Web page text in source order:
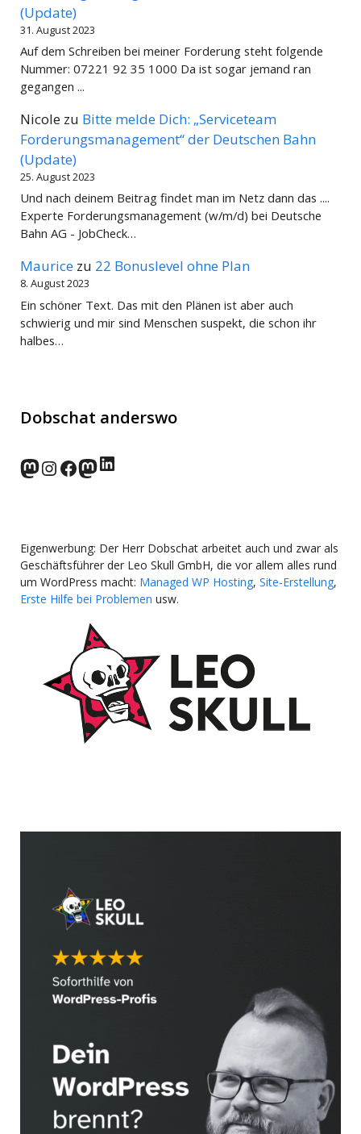
(Update)
31. August 2023
Auf dem Schreiben bei meiner Forderung steht folgende
Nummer: 07221 92 35 1000 Da ist sogar jemand ran
gegangen ...
Nicole zu Bitte melde Dich: „Serviceteam
Forderungsmanagement“ der Deutschen Bahn
(Update)
25. August 2023
Und nach deinem Beitrag findet man im Netz dann das ....
Experte Forderungsmanagement (w/m/d) bei Deutsche
Bahn AG - JobCheck…
Maurice zu 22 Bonuslevel ohne Plan
8. August 2023
Ein schöner Text. Das mit den Plänen ist aber auch
schwierig und mir sind Menschen suspekt, die schon ihr
halbes…
Dobschat anderswo
norden.social
Instagram
Facebook
wp-punks.social
LinkedIn
Eigenwerbung: Der Herr Dobschat arbeitet auch und zwar als
Geschäftsführer der Leo Skull GmbH, die vor allem alles rund
um WordPress macht: Managed WP Hosting, Site-Erstellung,
Erste Hilfe bei Problemen usw.